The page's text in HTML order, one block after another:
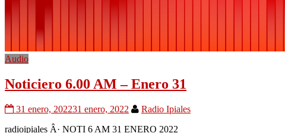
Audio
Noticiero 6.00 AM – Enero 31
31 enero, 202231 enero, 2022
Radio Ipiales
radioipiales Â· NOTI 6 AM 31 ENERO 2022